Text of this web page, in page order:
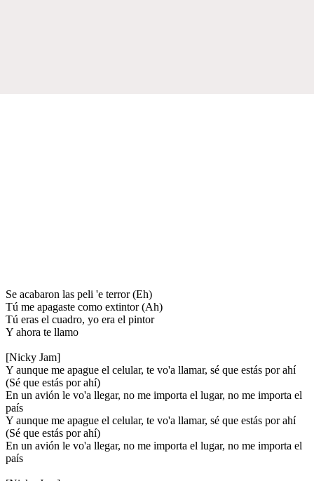
Se acabaron las peli 'e terror (Eh)
Tú me apagaste como extintor (Ah)
Tú eras el cuadro, yo era el pintor
Y ahora te llamo
[Nicky Jam]
Y aunque me apague el celular, te vo'a llamar, sé que estás por ahí
(Sé que estás por ahí)
En un avión le vo'a llegar, no me importa el lugar, no me importa el
país
Y aunque me apague el celular, te vo'a llamar, sé que estás por ahí
(Sé que estás por ahí)
En un avión le vo'a llegar, no me importa el lugar, no me importa el
país